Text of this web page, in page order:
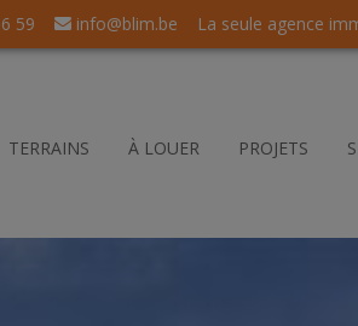
59 info@blim.be La seule agence
TERRAINS À LOUER PROJETS